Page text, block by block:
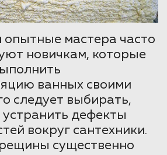
мастера часто
новичкам, которые
ванных своими
следует выбирать,
устранить дефекты
вокруг сантехники.
существенно